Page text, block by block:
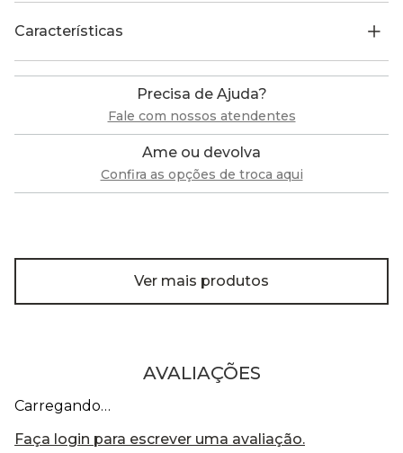
Características
Precisa de Ajuda?
Fale com nossos atendentes
Ame ou devolva
Confira as opções de troca aqui
Ver mais produtos
AVALIAÇÕES
Carregando…
Faça login para escrever uma avaliação.